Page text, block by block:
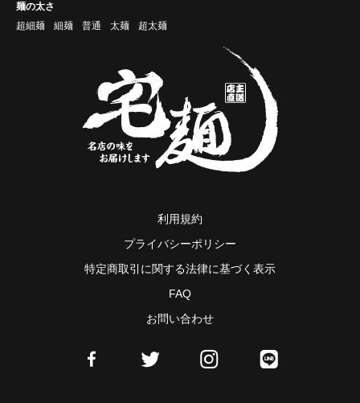
麺の太さ
超細麺
細麺 普通 太麺 超太麺
利用規約
プライバシーポリシー
特定商取引に関する法律に基づく表示
FAQ
お問い合わせ